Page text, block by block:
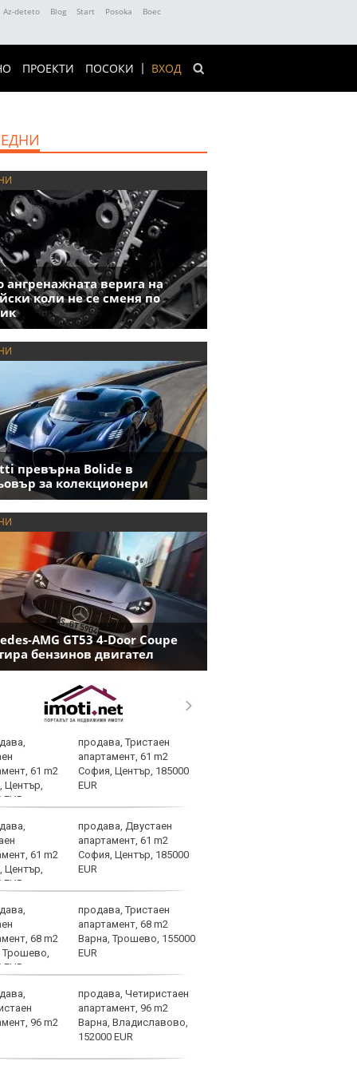
Az-deteto Blog Start Posoka
Boec
ВХОД
ПРОЕКТИ ПОСОКИ
ангренажната верига на
коли не се сменя по
превърна Bolide в
за колекционери
AMG GT53 4-Door Coupe
бензинов двигател
продава, Тристаен
апартамент, 61 m2
София, Център, 185000
EUR
продава, Двустаен
апартамент, 61 m2
София, Център, 185000
EUR
продава, Тристаен
апартамент, 68 m2
Варна, Трошево, 155000
EUR
продава, Четиристаен
апартамент, 96 m2
Варна, Владиславово,
152000 EUR